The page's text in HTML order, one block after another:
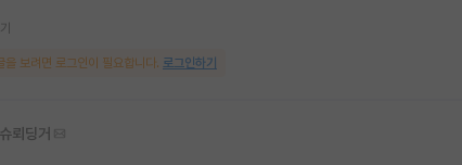
을 보려면 로그인이 필요합니다. 로그인하기
뢰딩거